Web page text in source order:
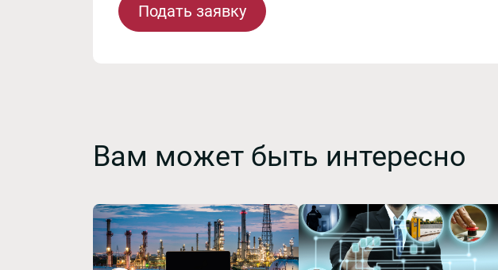
Подать заявку
Вам может быть интересно